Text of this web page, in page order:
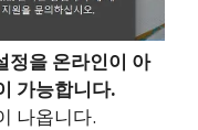
정을 온라인이 아
가능합니다.
나옵니다.